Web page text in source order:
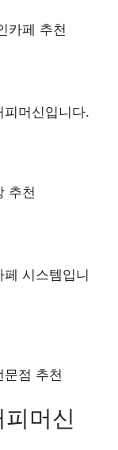
카페 추천
머신입니다.
추천
시스템입니
점 추천
머신